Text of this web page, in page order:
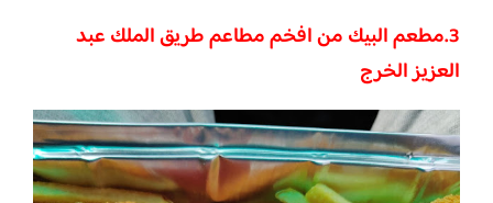
3.مطعم البيك من افخم مطاعم طريق الملك عبد
العزيز الخرج